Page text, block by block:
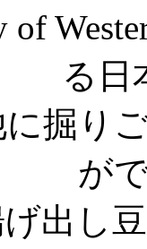
of
る日
掘り
が
出し